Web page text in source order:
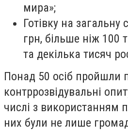
мира»;
Готівку на
грн, більше ніж 100
та декілька тисяч
Понад 50 осіб пройшли
контррозвідувальні
числі з використанням
них були не лише